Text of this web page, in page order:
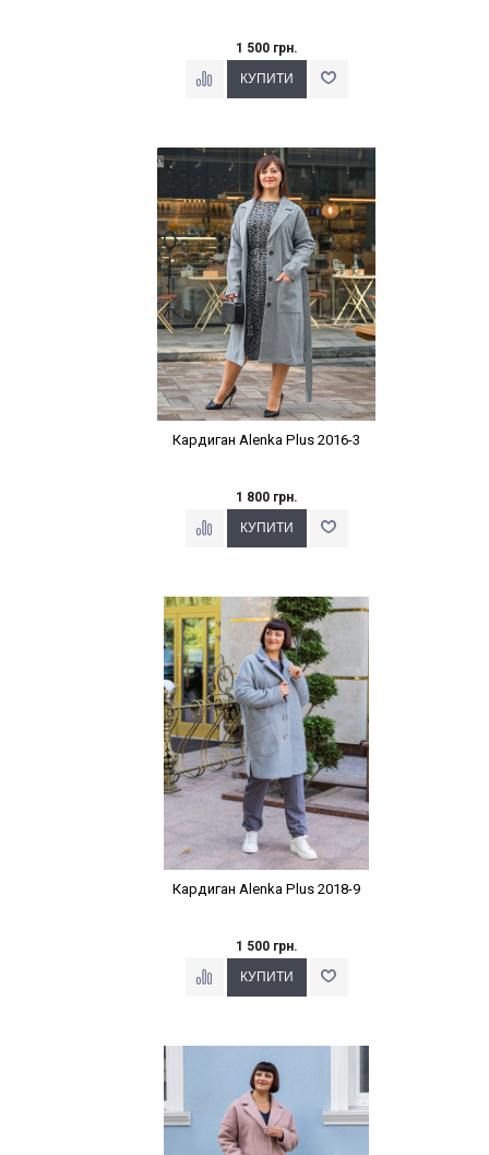
1 500 грн.
Наклейки Варіант з %
Кардиган Alenka Plus 2016-3
1 800 грн.
Наклейки Варіант з %
Кардиган Alenka Plus 2018-9
1 500 грн.